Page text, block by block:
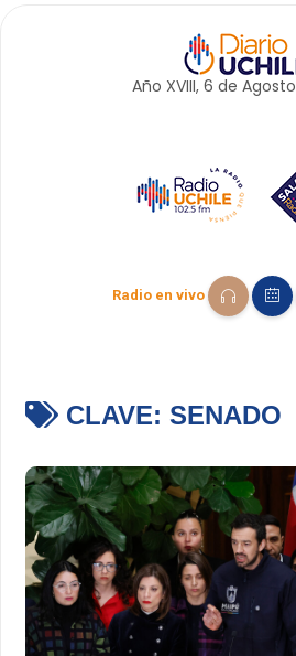
Año XVIII, 6 de Agosto
Radio en vivo
CLAVE: SENADO